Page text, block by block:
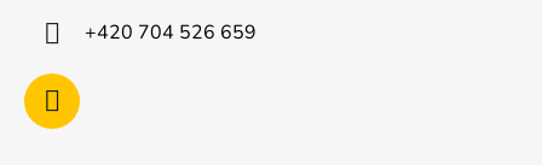
+420 704 526 659